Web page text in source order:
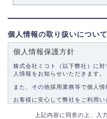
個人情報の取り扱いについて
個人情報保護方針
株式会社ミコト（以下弊社）に
人情報をお知らせいただきます。
また、その他採用業務等で個人
お客様に安心して弊社をご利用
上記内容に同意の上、入